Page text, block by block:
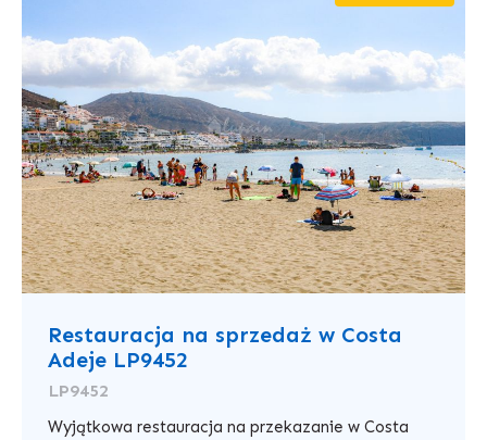
Restauracja na sprzedaż w Costa
Adeje LP9452
LP9452
Wyjątkowa restauracja na przekazanie w Costa